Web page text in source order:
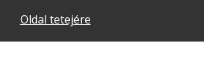
Oldal tetejére